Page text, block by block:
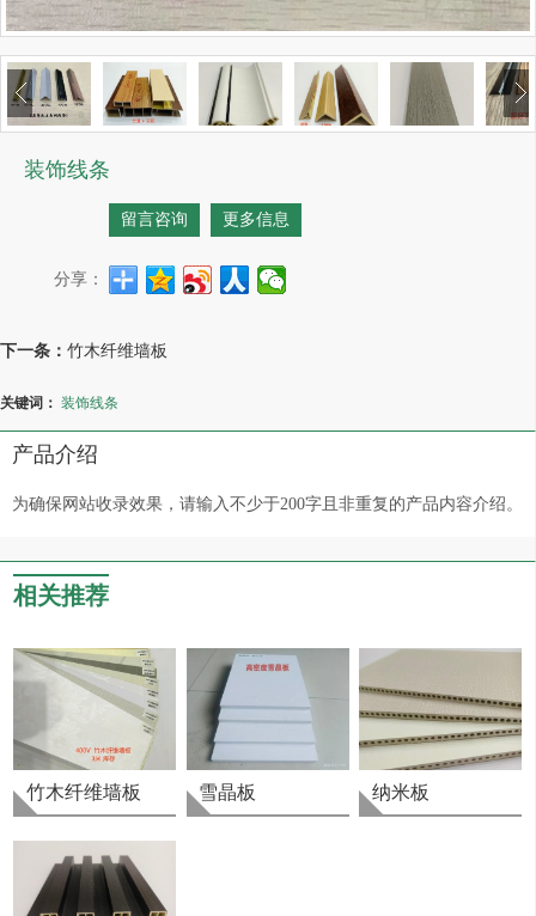
装饰线条
留言咨询 更多信息
分享：
下一条： 竹木纤维墙板
关键词： 装饰线条
产品介绍
为确保网站收录效果，请输入不少于200字且非重复的产品内容介绍。
相关推荐
竹木纤维墙板 雪晶板 纳米板